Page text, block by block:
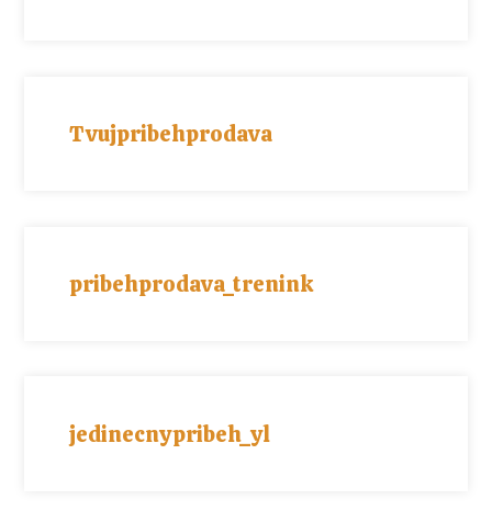
Tvujpribehprodava
pribehprodava_trenink
jedinecnypribeh_yl